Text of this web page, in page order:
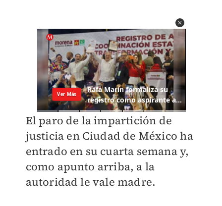
El paro de la impartición de
justicia en Ciudad de México ha
entrado en su cuarta semana y,
como apunto arriba, a la
autoridad le vale madre.